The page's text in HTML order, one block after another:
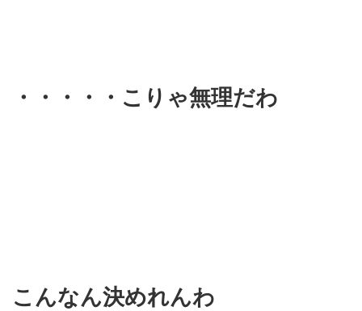
・・・・・こりゃ無理だわ
こんなん決めれんわ